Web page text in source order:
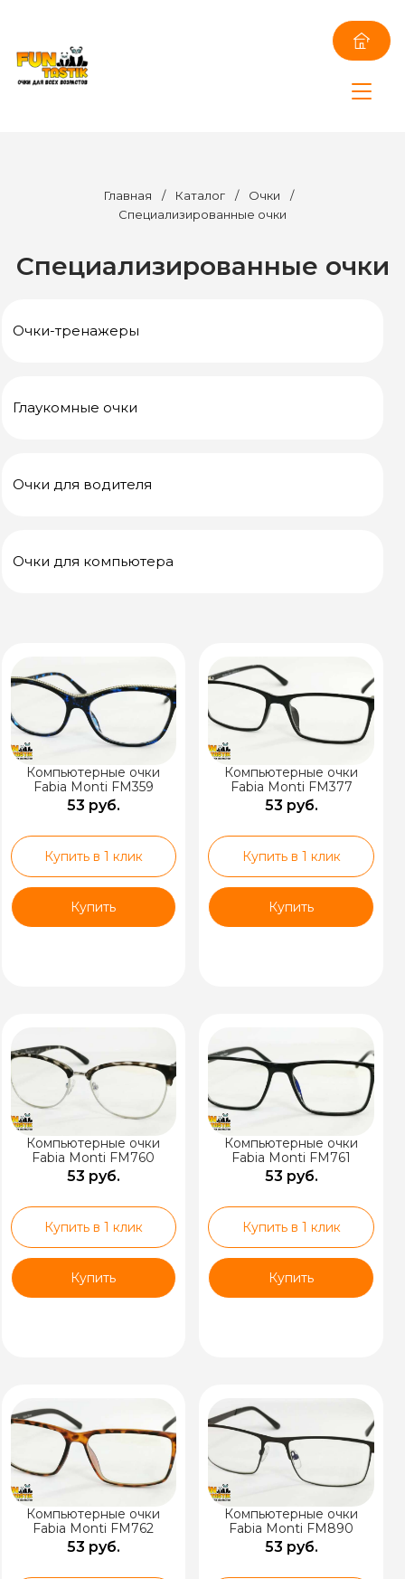
Главная / Каталог / Очки
/
Специализированные очки
Специализированные очки
Очки-тренажеры
Глаукомные очки
Очки для водителя
Очки для компьютера
Компьютерные очки
Fabia Monti FM359
53 руб.
Купить в 1 клик
Купить
Компьютерные очки
Fabia Monti FM377
53 руб.
Купить в 1 клик
Купить
Компьютерные очки
Fabia Monti FM760
53 руб.
Купить в 1 клик
Купить
Компьютерные очки
Fabia Monti FM761
53 руб.
Купить в 1 клик
Купить
Компьютерные очки
Fabia Monti FM762
53 руб.
Компьютерные очки
Fabia Monti FM890
53 руб.